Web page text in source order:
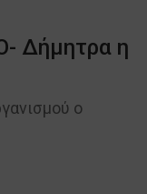
Δήμητρα η
ο